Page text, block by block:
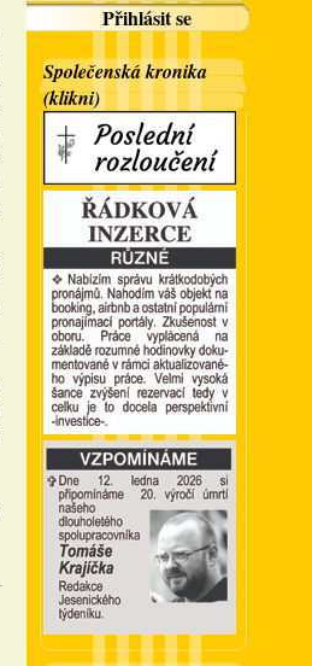
Přihlásit se
Společenská kronika
(klikni)